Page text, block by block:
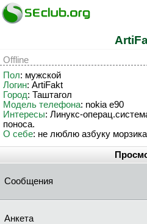
Offline
Пол: мужской
Логин: ArtiFakt
Город: Таштагол
Модель телефона: nokia e90
Интересы: Линукс-
поноса.
О себе: нe люблю aзбуку морзикa
Сообщения
Анкета